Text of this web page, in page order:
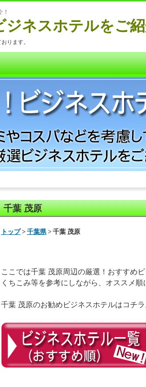
ジネスホテルをご
ります。
千葉 茂原
トップ> 千葉県> 千葉 茂原
ここでは千葉 茂原周辺の厳選！おすすめ
くちこみ等を参考にしながら、オススメ順
千葉 茂原のお勧めビジネスホテルはコチラ